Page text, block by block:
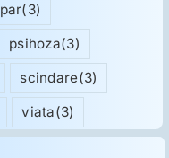
par(3)
psihoza(3)
scindare(3)
viata(3)